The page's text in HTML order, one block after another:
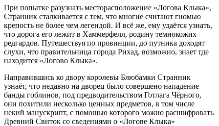
При попытке разузнать месторасположение «Логова Клыка»,
Странник сталкивается с тем, что многие считают гномью
крепость не более чем легендой. И всё же, ему удаётся узнать,
что дорога его лежит в Хаммерфелл, родину темнокожих
редгардов. Путешествуя по провинции, до путника доходят
слухи, что правительница города Рихад, возможно, знает где
находится «Логово Клыка».
Направившись ко двору королевы Блюбамки Странник
узнаёт, что недавно на дворец было совершено нападение
банды гоблинов, под предводительством Готлага Чёрного,
они похитили несколько ценных предметов, в том числе
некий манускрипт, с помощью которого можно расшифровать
Древний Свиток со сведениями о «Логове Клыка»